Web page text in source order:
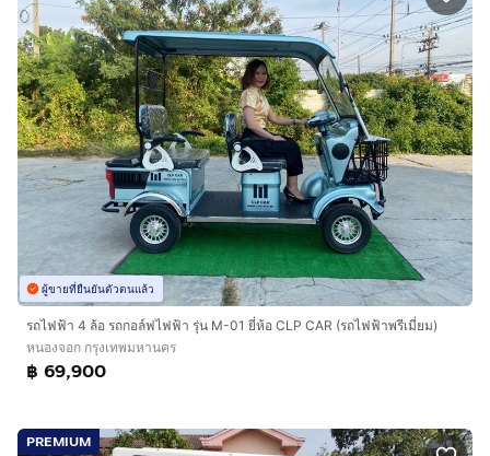
ผู้ขายที่ยืนยันตัวตนแล้ว
รถไฟฟ้า 4 ล้อ รถกอล์ฟไฟฟ้า รุ่น M-01 ยี่ห้อ CLP CAR (รถไฟฟ้าพรีเมี่ยม)
หนองจอก กรุงเทพมหานคร
฿ 69,900
PREMIUM